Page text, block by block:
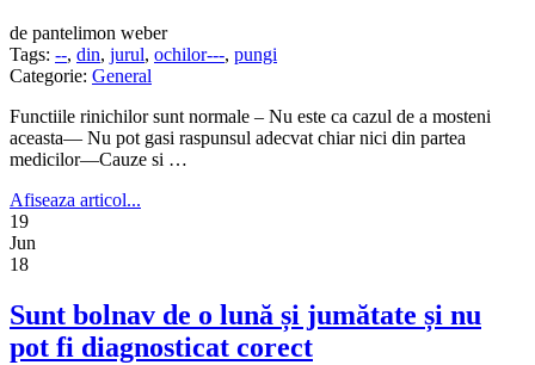
de pantelimon weber
Tags: --, din, jurul, ochilor---, pungi
Categorie: General
Functiile rinichilor sunt normale – Nu este ca cazul de a mosteni
aceasta— Nu pot gasi raspunsul adecvat chiar nici din partea
medicilor—Cauze si …
Afiseaza articol...
19
Jun
18
Sunt bolnav de o lună și jumătate și nu
pot fi diagnosticat corect